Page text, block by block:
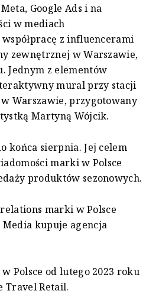
Google Ads i na
w mediach
współpracę z influencerami
zewnętrznej w Warszawie,
Jednym z elementów
mural przy stacji
Warszawie, przygotowany
Martyną Wójcik.
końca sierpnia. Jej celem
marki w Polsce
produktów sezonowych.
marki w Polsce
Media kupuje agencja
Polsce od lutego 2023 roku
Travel Retail.